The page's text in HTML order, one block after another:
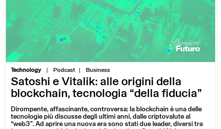
Technology | Podcast Business
Satoshi e Vitalik: alle origini della
blockchain, tecnologia “della fiducia”
Dirompente, affascinante, controversa: la blockchain è una delle
tecnologie più discusse degli ultimi anni, dalle criptovalute al
“web3”. Ad aprire una nuova era sono stati due leader, diversi tra